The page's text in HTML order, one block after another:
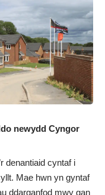
newydd Cyngor
denantiaid cyntaf i
Mae hwn yn gyntaf
ddarganfod mwy gan